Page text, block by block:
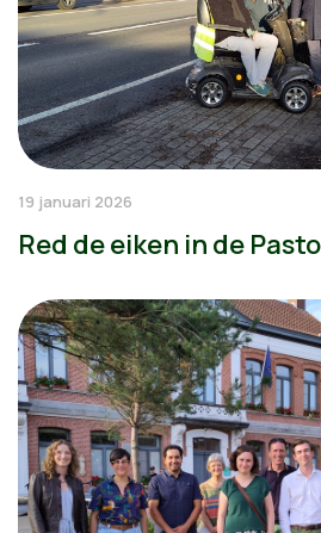
19 januari 2026
Red de eiken in de